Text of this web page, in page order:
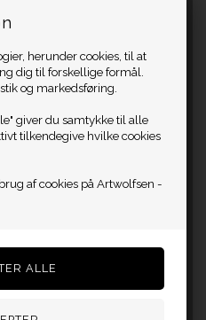
herunder cookies, til at
dig til forskellige formål.
og markedsføring.
giver du samtykke til alle
tilkendegive hvilke cookies
af cookies på Artwolfsen -